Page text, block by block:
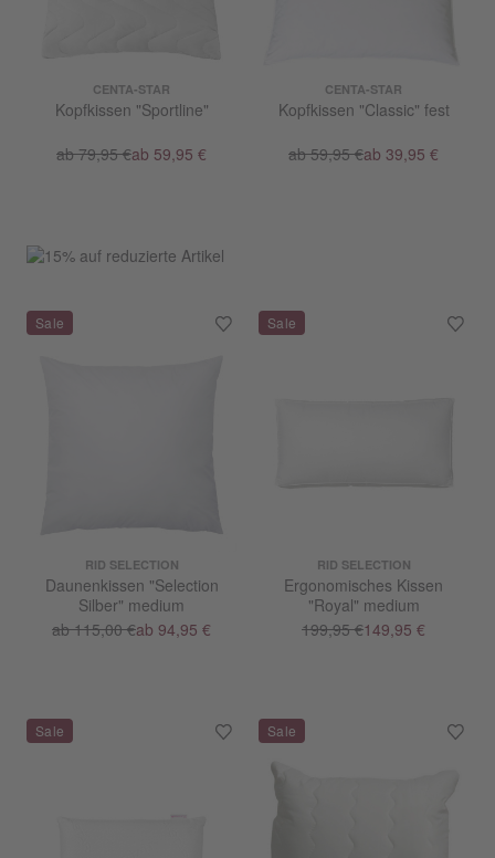
CENTA-STAR
Kopfkissen "Sportline"
ab 79,95 €ab 59,95 €
CENTA-STAR
Kopfkissen "Classic" fest
ab 59,95 €ab 39,95 €
RID SELECTION
Daunenkissen "Selection
Silber" medium
ab 115,00 €ab 94,95 €
RID SELECTION
Ergonomisches Kissen
"Royal" medium
199,95 €149,95 €